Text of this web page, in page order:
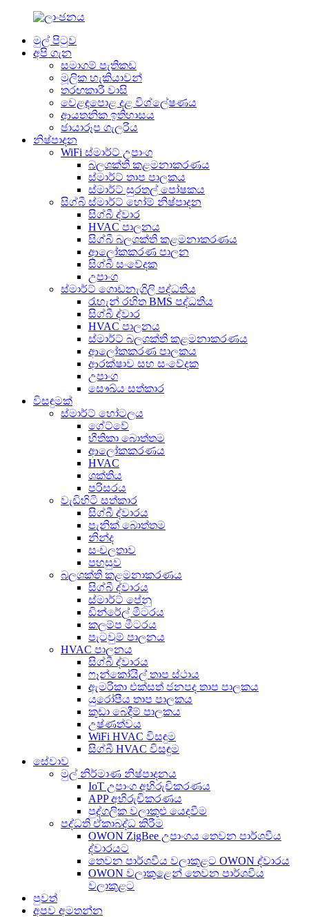
මුල් පිටුව
අපි ගැන
සමාගම් පැතිකඩ
මූලික හැකියාවන්
තරඟකාරී වාසි
වෙළඳපොළ දළ විශ්ලේෂණය
ආයතනික ඉතිහාසය
ඡායාරූප ගැලරිය
නිෂ්පාදන
WiFi ස්මාර්ට් උපාංග
බලශක්ති කළමනාකරණය
ස්මාර්ට් තාප පාලකය
ස්මාර්ට් සුරතල් පෝෂකය
සිග්බී ස්මාර්ට් හෝම් නිෂ්පාදන
සිග්බී ද්වාර
HVAC පාලනය
සිග්බී බලශක්ති කළමනාකරණය
ආලෝකකරණ පාලන
සිග්බී සංවේදක
උපාංග
ස්මාර්ට් ගොඩනැගිලි පද්ධතිය
රැහැන් රහිත BMS පද්ධතිය
සිග්බී ද්වාර
HVAC පාලනය
ස්මාර්ට් බලශක්ති කළමනාකරණය
ආලෝකකරණ පාලකය
ආරක්ෂාව සහ සංවේදක
උපාංග
සෞඛ්ය සත්කාර
විසඳුමක්
ස්මාර්ට් හෝටලය
ගේට්වේ
භීතිකා බොත්තම
ආලෝකකරණය
HVAC
ශක්තිය
පරිසරය
වැඩිහිටි සත්කාර
සිග්බී ද්වාරය
පැනික් බොත්තම
නින්ද
සංචලතාව
පහසුව
බලශක්ති කළමනාකරණය
සිග්බී ද්වාරය
ස්මාර්ට් පේනු
ඩින්රේල් මීටරය
කලම්ප මීටරය
පැටවුම් පාලනය
HVAC පාලනය
සිග්බී ද්වාරය
ෆෑන්කෝයිල් තාප ස්ථාය
ඇමරිකා එක්සත් ජනපද තාප පාලකය
යුරෝපීය තාප පාලකය
කුඩා බෙදීම් පාලකය
උෂ්ණත්වය
WiFi HVAC විසඳුම
සිග්බී HVAC විසඳුම
සේවාව
මුල් නිර්මාණ නිෂ්පාදනය
IoT උපාංග අභිරුචිකරණය
APP අභිරුචිකරණය
පුද්ගලික වලාකුළු යෙදවීම
පද්ධති ඒකාබද්ධ කිරීම
OWON ZigBee උපාංගය තෙවන පාර්ශවීය
ද්වාරයට
තෙවන පාර්ශවීය වලාකුළට OWON ද්වාරය
OWON වලාකුළෙන් තෙවන පාර්ශවීය
වලාකුළට
පුවත්
අපව අමතන්න